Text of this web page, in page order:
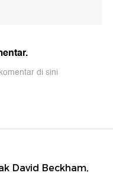
di sini
David Beckham,